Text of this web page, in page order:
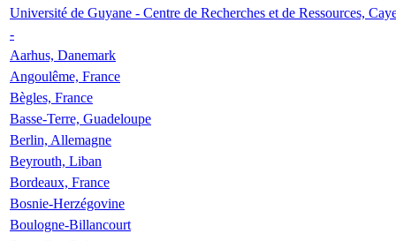
Université de Guyane - Centre de Recherches et de Ressources,
-
Aarhus, Danemark
Angoulême, France
Bègles, France
Basse-Terre, Guadeloupe
Berlin, Allemagne
Beyrouth, Liban
Bordeaux, France
Bosnie-Herzégovine
Boulogne-Billancourt